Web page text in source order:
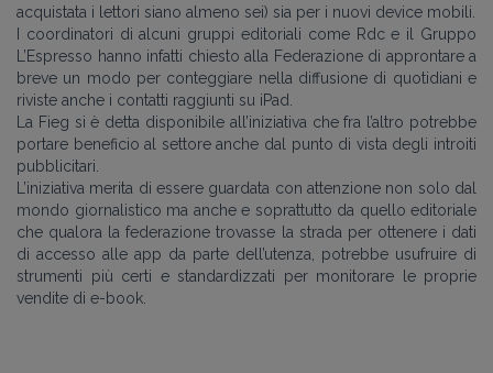
acquistata i lettori siano almeno sei) sia per i nuovi device mobili.
I coordinatori di alcuni gruppi editoriali come Rdc e il Gruppo
L’Espresso hanno infatti chiesto alla Federazione di approntare a
breve un modo per conteggiare nella diffusione di quotidiani e
riviste anche i contatti raggiunti su iPad.
La Fieg si è detta disponibile all’iniziativa che fra l’altro potrebbe
portare beneficio al settore anche dal punto di vista degli introiti
pubblicitari.
L’iniziativa merita di essere guardata con attenzione non solo dal
mondo giornalistico ma anche e soprattutto da quello editoriale
che qualora la federazione trovasse la strada per ottenere i dati
di accesso alle app da parte dell’utenza, potrebbe usufruire di
strumenti più certi e standardizzati per monitorare le proprie
vendite di e-book.